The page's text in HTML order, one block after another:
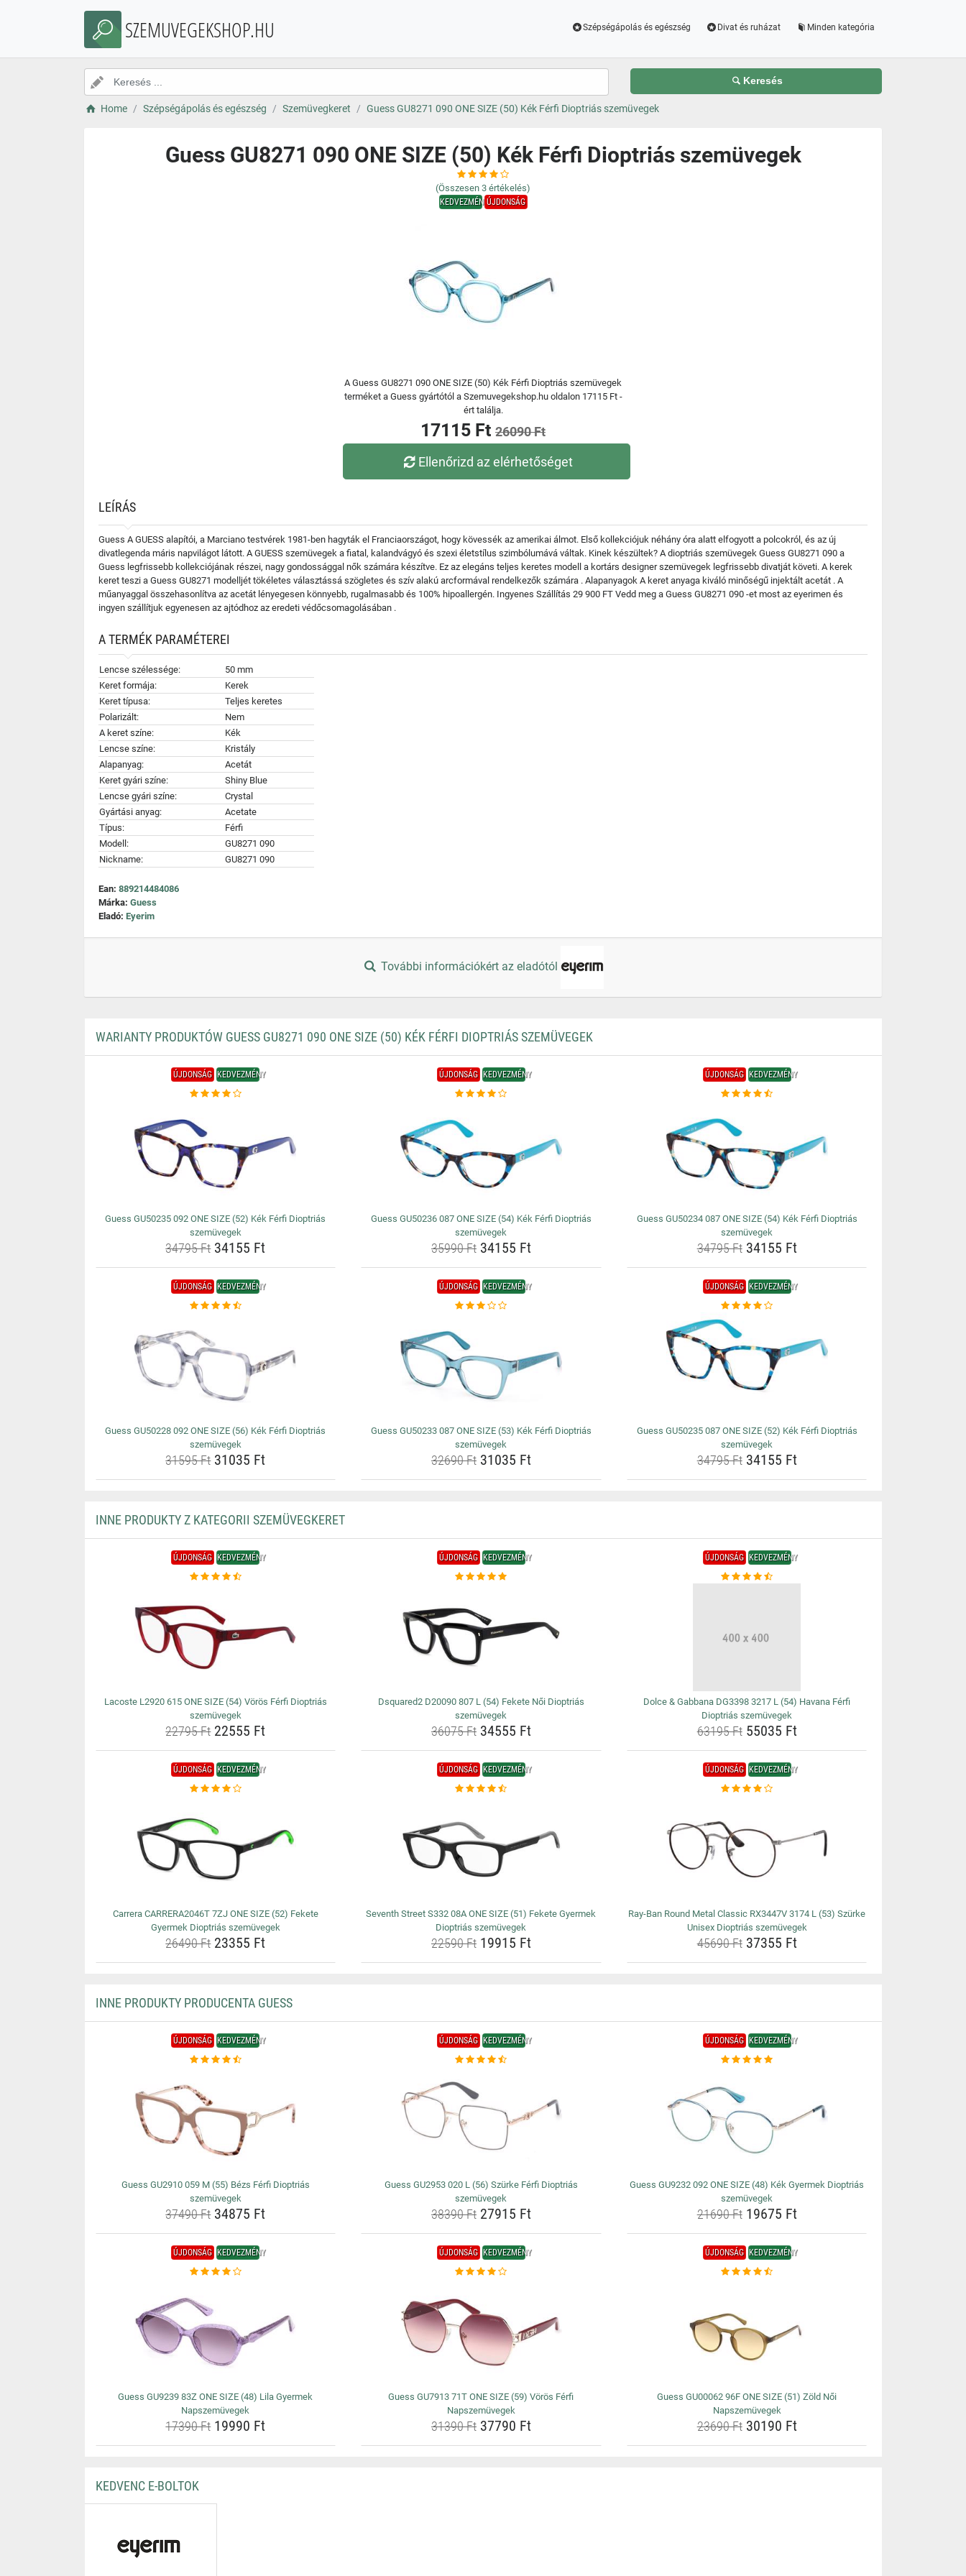
SZEMUVEGEKSHOP.HU Szépségápolás és egészség Divat és ruházat Minden kategória
Keresés
Home Szépségápolás és egészség Szemüvegkeret Guess GU8271 090 ONE SIZE (50) Kék Férfi Dioptriás szemüvegek
Guess GU8271 090 ONE SIZE (50) Kék Férfi Dioptriás szemüvegek
(Összesen 3 értékelés)
KEDVEZMÉNYÚJDONSÁG
A Guess GU8271 090 ONE SIZE (50) Kék Férfi Dioptriás szemüvegek
terméket a Guess gyártótól a Szemuvegekshop.hu oldalon 17115 Ft -
ért találja.
17115 Ft 26090 Ft
Ellenőrizd az elérhetőséget
LEÍRÁS
Guess A GUESS alapítói, a Marciano testvérek 1981-ben hagyták el Franciaországot, hogy kövessék az amerikai álmot. Első kollekciójuk néhány óra alatt elfogyott a polcokról, és az új
divatlegenda máris napvilágot látott. A GUESS szemüvegek a fiatal, kalandvágyó és szexi életstílus szimbólumává váltak. Kinek készültek? A dioptriás szemüvegek Guess GU8271 090 a
Guess legfrissebb kollekciójának részei, nagy gondossággal nők számára készítve. Ez az elegáns teljes keretes modell a kortárs designer szemüvegek legfrissebb divatját követi. A kerek
keret teszi a Guess GU8271 modelljét tökéletes választássá szögletes és szív alakú arcformával rendelkezők számára . Alapanyagok A keret anyaga kiváló minőségű injektált acetát . A
műanyaggal összehasonlítva az acetát lényegesen könnyebb, rugalmasabb és 100% hipoallergén. Ingyenes Szállítás 29 900 FT Vedd meg a Guess GU8271 090 -et most az eyerimen és
ingyen szállítjuk egyenesen az ajtódhoz az eredeti védőcsomagolásában .
A TERMÉK PARAMÉTEREI
Lencse szélessége:
50 mm
Keret formája:
Kerek
Keret típusa:
Teljes keretes
Polarizált:
Nem
A keret színe:
Kék
Lencse színe:
Kristály
Alapanyag:
Acetát
Keret gyári színe:
Shiny Blue
Lencse gyári színe:
Crystal
Gyártási anyag:
Acetate
Típus:
Férfi
Modell:
GU8271 090
Nickname:
GU8271 090
Ean: 889214484086
Márka: Guess
Eladó: Eyerim
További információkért az eladótól
WARIANTY PRODUKTÓW GUESS GU8271 090 ONE SIZE (50) KÉK FÉRFI DIOPTRIÁS SZEMÜVEGEK
ÚJDONSÁG KEDVEZMÉNY
Guess GU50235 092 ONE SIZE (52) Kék Férfi Dioptriás
szemüvegek
34795 Ft34155 Ft
ÚJDONSÁG KEDVEZMÉNY
Guess GU50236 087 ONE SIZE (54) Kék Férfi Dioptriás
szemüvegek
35990 Ft34155 Ft
ÚJDONSÁG KEDVEZMÉNY
Guess GU50234 087 ONE SIZE (54) Kék Férfi Dioptriás
szemüvegek
34795 Ft34155 Ft
ÚJDONSÁG KEDVEZMÉNY
Guess GU50228 092 ONE SIZE (56) Kék Férfi Dioptriás
szemüvegek
31595 Ft31035 Ft
ÚJDONSÁG KEDVEZMÉNY
Guess GU50233 087 ONE SIZE (53) Kék Férfi Dioptriás
szemüvegek
32690 Ft31035 Ft
ÚJDONSÁG KEDVEZMÉNY
Guess GU50235 087 ONE SIZE (52) Kék Férfi Dioptriás
szemüvegek
34795 Ft34155 Ft
INNE PRODUKTY Z KATEGORII SZEMÜVEGKERET
ÚJDONSÁG KEDVEZMÉNY
Lacoste L2920 615 ONE SIZE (54) Vörös Férfi Dioptriás
szemüvegek
22795 Ft22555 Ft
ÚJDONSÁG KEDVEZMÉNY
Dsquared2 D20090 807 L (54) Fekete Női Dioptriás
szemüvegek
36075 Ft34555 Ft
ÚJDONSÁG KEDVEZMÉNY
Dolce & Gabbana DG3398 3217 L (54) Havana Férfi
Dioptriás szemüvegek
63195 Ft55035 Ft
ÚJDONSÁG KEDVEZMÉNY
Carrera CARRERA2046T 7ZJ ONE SIZE (52) Fekete
Gyermek Dioptriás szemüvegek
26490 Ft23355 Ft
ÚJDONSÁG KEDVEZMÉNY
Seventh Street S332 08A ONE SIZE (51) Fekete Gyermek
Dioptriás szemüvegek
22590 Ft19915 Ft
ÚJDONSÁG KEDVEZMÉNY
Ray-Ban Round Metal Classic RX3447V 3174 L (53) Szürke
Unisex Dioptriás szemüvegek
45690 Ft37355 Ft
INNE PRODUKTY PRODUCENTA GUESS
ÚJDONSÁG KEDVEZMÉNY
Guess GU2910 059 M (55) Bézs Férfi Dioptriás
szemüvegek
37490 Ft34875 Ft
ÚJDONSÁG KEDVEZMÉNY
Guess GU2953 020 L (56) Szürke Férfi Dioptriás
szemüvegek
38390 Ft27915 Ft
ÚJDONSÁG KEDVEZMÉNY
Guess GU9232 092 ONE SIZE (48) Kék Gyermek Dioptriás
szemüvegek
21690 Ft19675 Ft
ÚJDONSÁG KEDVEZMÉNY
Guess GU9239 83Z ONE SIZE (48) Lila Gyermek
Napszemüvegek
17390 Ft19990 Ft
ÚJDONSÁG KEDVEZMÉNY
Guess GU7913 71T ONE SIZE (59) Vörös Férfi
Napszemüvegek
31390 Ft37790 Ft
ÚJDONSÁG KEDVEZMÉNY
Guess GU00062 96F ONE SIZE (51) Zöld Női
Napszemüvegek
23690 Ft30190 Ft
KEDVENC E-BOLTOK